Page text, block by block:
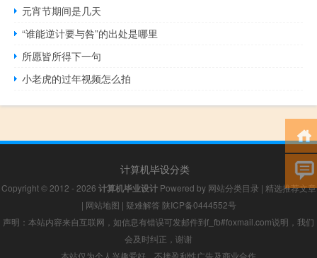
元宵节期间是几天
“谁能逆计要与咎”的出处是哪里
所愿皆所得下一句
小老虎的过年视频怎么拍
计算机毕设分类
Copyright © 2012 - 2026 计算机毕业设计Powered by 网站分类目录 | 精选推荐文章
| 网站地图 | 疑难解答 陕ICP备0444552号
声明：本站内容来自互联网，如信息有错误可发邮件到f_fb#foxmail.com说明，我们
会及时纠正，谢谢
本站仅为个人兴趣爱好，不接盈利性广告及商业合作